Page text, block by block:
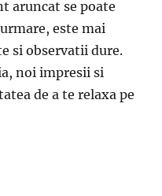
aruncat se poate
este mai
si observatii dure.
noi impresii si
de a te relaxa pe